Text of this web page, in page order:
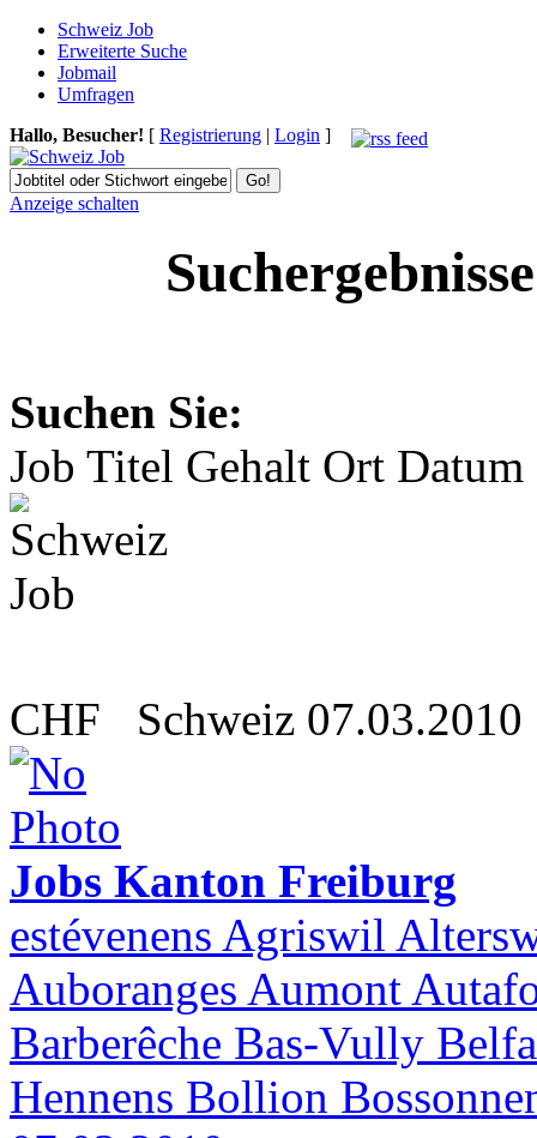
Schweiz Job
Erweiterte Suche
Jobmail
Umfragen
Hallo, Besucher! [ Registrierung | Login ]
Anzeige schalten
Suchen Sie:
Job Titel Gehalt Ort Datum
CHF Schweiz 07.03.2010
Jobs Kanton Freiburg
estévenens Agriswil
Auboranges Aumont
Barberêche Bas-Vully
Hennens Bollion